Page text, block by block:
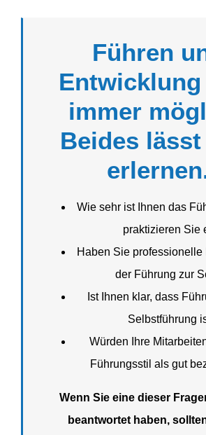
Führen
immer
Beides
Wie sehr ist Ihnen das
prakti­zieren Sie
Haben Sie profes­sio­nelle
der Führung zur
Ist Ihnen klar, dass
Selbst­führung
Würden Ihre
Führungsstil als gut
Wenn Sie eine dieser
beant­wortet haben,